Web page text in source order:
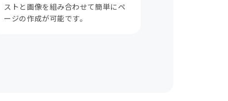
ストと画像を組み合わせて簡単にペ
ージの作成が可能です。